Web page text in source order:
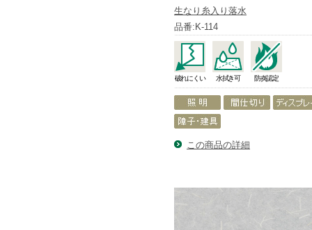
生なり糸入り落水
品番:K-114
破れにくい 水拭き可 防炎認定
この商品の詳細